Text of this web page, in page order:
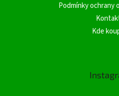
Podmínky ochrany
Kde